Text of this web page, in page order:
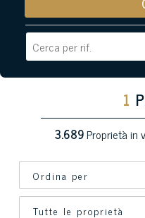
1
3.689Proprietà in